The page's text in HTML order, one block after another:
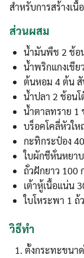
สำหรับการสร้างเนื้
ส่วนผสม
น้ำมันพืช 2 ช้อ
น้ำพริกแกงเขี
ต้นหอม 4 ต้น สั
น้ำปลา 2 ช้อนโ
น้ำตาลทราย 1
บร็อคโคลี่หัวใ
กะทิกระป๋อง
ใบผักชีหั่นหยา
ถั่วฝักยาว 100
เต้าหู้เนื้อแน่น
ใบโหระพา 1 ถ้
วิธีทำ
ตั้งกระทะขนา